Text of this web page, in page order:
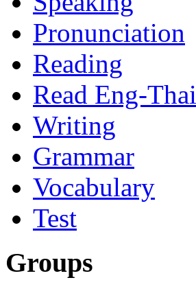
Pronunciation
Reading
Read Eng-Thai
Writing
Grammar
Vocabulary
Test
Groups